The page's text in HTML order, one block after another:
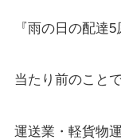
『雨の日の配達5
当たり前のこと
運送業・軽貨物